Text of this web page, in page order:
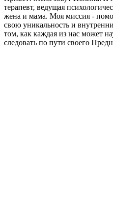
терапевт, ведущая
жена и мама. Моя миссия -
свою уникальность и
том, как каждая из нас может
следовать по пути своего